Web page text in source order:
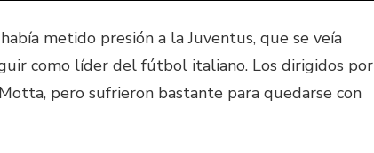
metido presión a la Juventus, que se veía
como líder del fútbol italiano. Los dirigidos por
pero sufrieron bastante para quedarse con